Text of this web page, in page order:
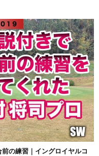
の練習｜イングロイヤルコ